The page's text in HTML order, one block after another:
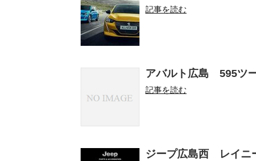
記事を読む
アバルト広島 595ツ
記事を読む
ジープ広島西 レイニ